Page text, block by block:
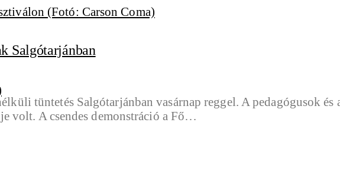
Salgótarjánban
tüntetés Salgótarjánban vasárnap reggel. A pedagógusok és
volt. A csendes demonstráció a Fő…